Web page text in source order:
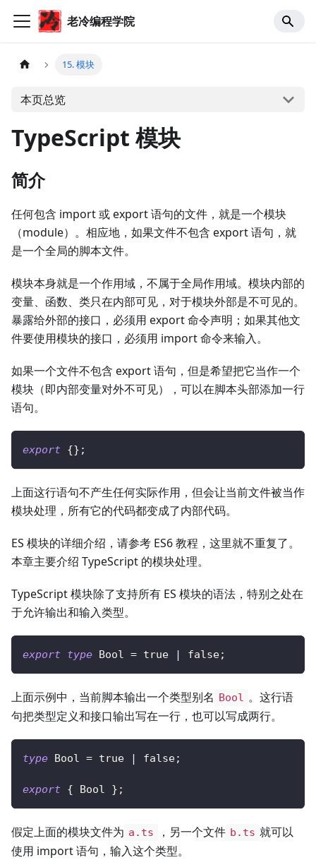
老冷编程学院
15. 模块
本页总览
TypeScript 模块
简介
任何包含 import 或 export 语句的文件，就是一个模块
（module）。相应地，如果文件不包含 export 语句，就
是一个全局的脚本文件。
模块本身就是一个作用域，不属于全局作用域。模块内部的
变量、函数、类只在内部可见，对于模块外部是不可见的。
暴露给外部的接口，必须用 export 命令声明；如果其他文
件要使用模块的接口，必须用 import 命令来输入。
如果一个文件不包含 export 语句，但是希望把它当作一个
模块（即内部变量对外不可见），可以在脚本头部添加一行
语句。
export {} ;
上面这行语句不产生任何实际作用，但会让当前文件被当作
模块处理，所有它的代码都变成了内部代码。
ES 模块的详细介绍，请参考 ES6 教程，这里就不重复了。
本章主要介绍 TypeScript 的模块处理。
TypeScript 模块除了支持所有 ES 模块的语法，特别之处在
于允许输出和输入类型。
export type Bool = true | false;
上面示例中，当前脚本输出一个类型别名 Bool 。这行语
句把类型定义和接口输出写在一行，也可以写成两行。
type Bool = true | false;
export { Bool } ;
假定上面的模块文件为 a.ts ，另一个文件 b.ts 就可以
使用 import 语句，输入这个类型。